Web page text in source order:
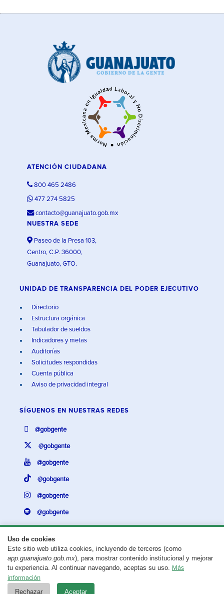
Uso de cookies
Este sitio web utiliza cookies, incluyendo de terceros (como
app.guanajuato.gob.mx), para mostrar contenido institucional y mejorar
tu experiencia. Al continuar navegando, aceptas su uso. Más
información
Rechazar Aceptar
ATENCIÓN CIUDADANA
800 465 2486
477 274 5825
contacto@guanajuato.gob.mx
NUESTRA SEDE
Paseo de la Presa 103,
Centro, C.P. 36000,
Guanajuato, GTO.
UNIDAD DE TRANSPARENCIA DEL PODER EJECUTIVO
Directorio
Estructura orgánica
Tabulador de sueldos
Indicadores y metas
Auditorías
Solicitudes respondidas
Cuenta pública
Aviso de privacidad integral
SÍGUENOS EN NUESTRAS REDES
@gobgente
@gobgente
@gobgente
@gobgente
@gobgente
@gobgente
¿Existe algún problema con esta página?Repórtalo aquí.
Aviso legal